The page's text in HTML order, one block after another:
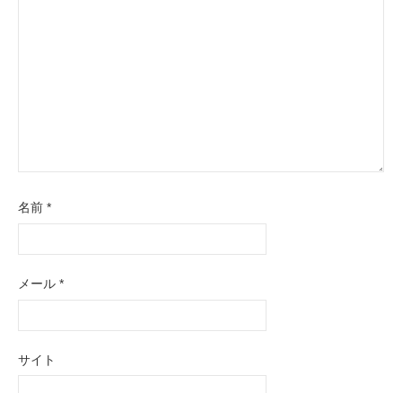
名前 *
メール *
サイト